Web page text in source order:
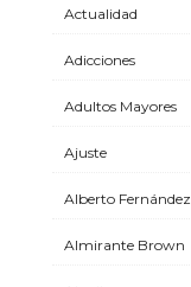
Actualidad
Adicciones
Adultos Mayores
Ajuste
Alberto Fernández
Almirante Brown